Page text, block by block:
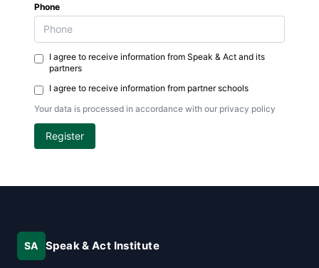
Phone
I agree to receive information from Speak & Act and its
partners
I agree to receive information from partner schools
Your data is processed in accordance with our privacy policy
Register
SA Speak & Act Institute